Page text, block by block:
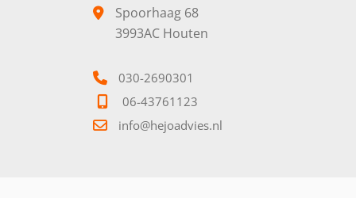
Spoorhaag 68
3993AC Houten
030-2690301
06-43761123
info@hejoadvies.nl